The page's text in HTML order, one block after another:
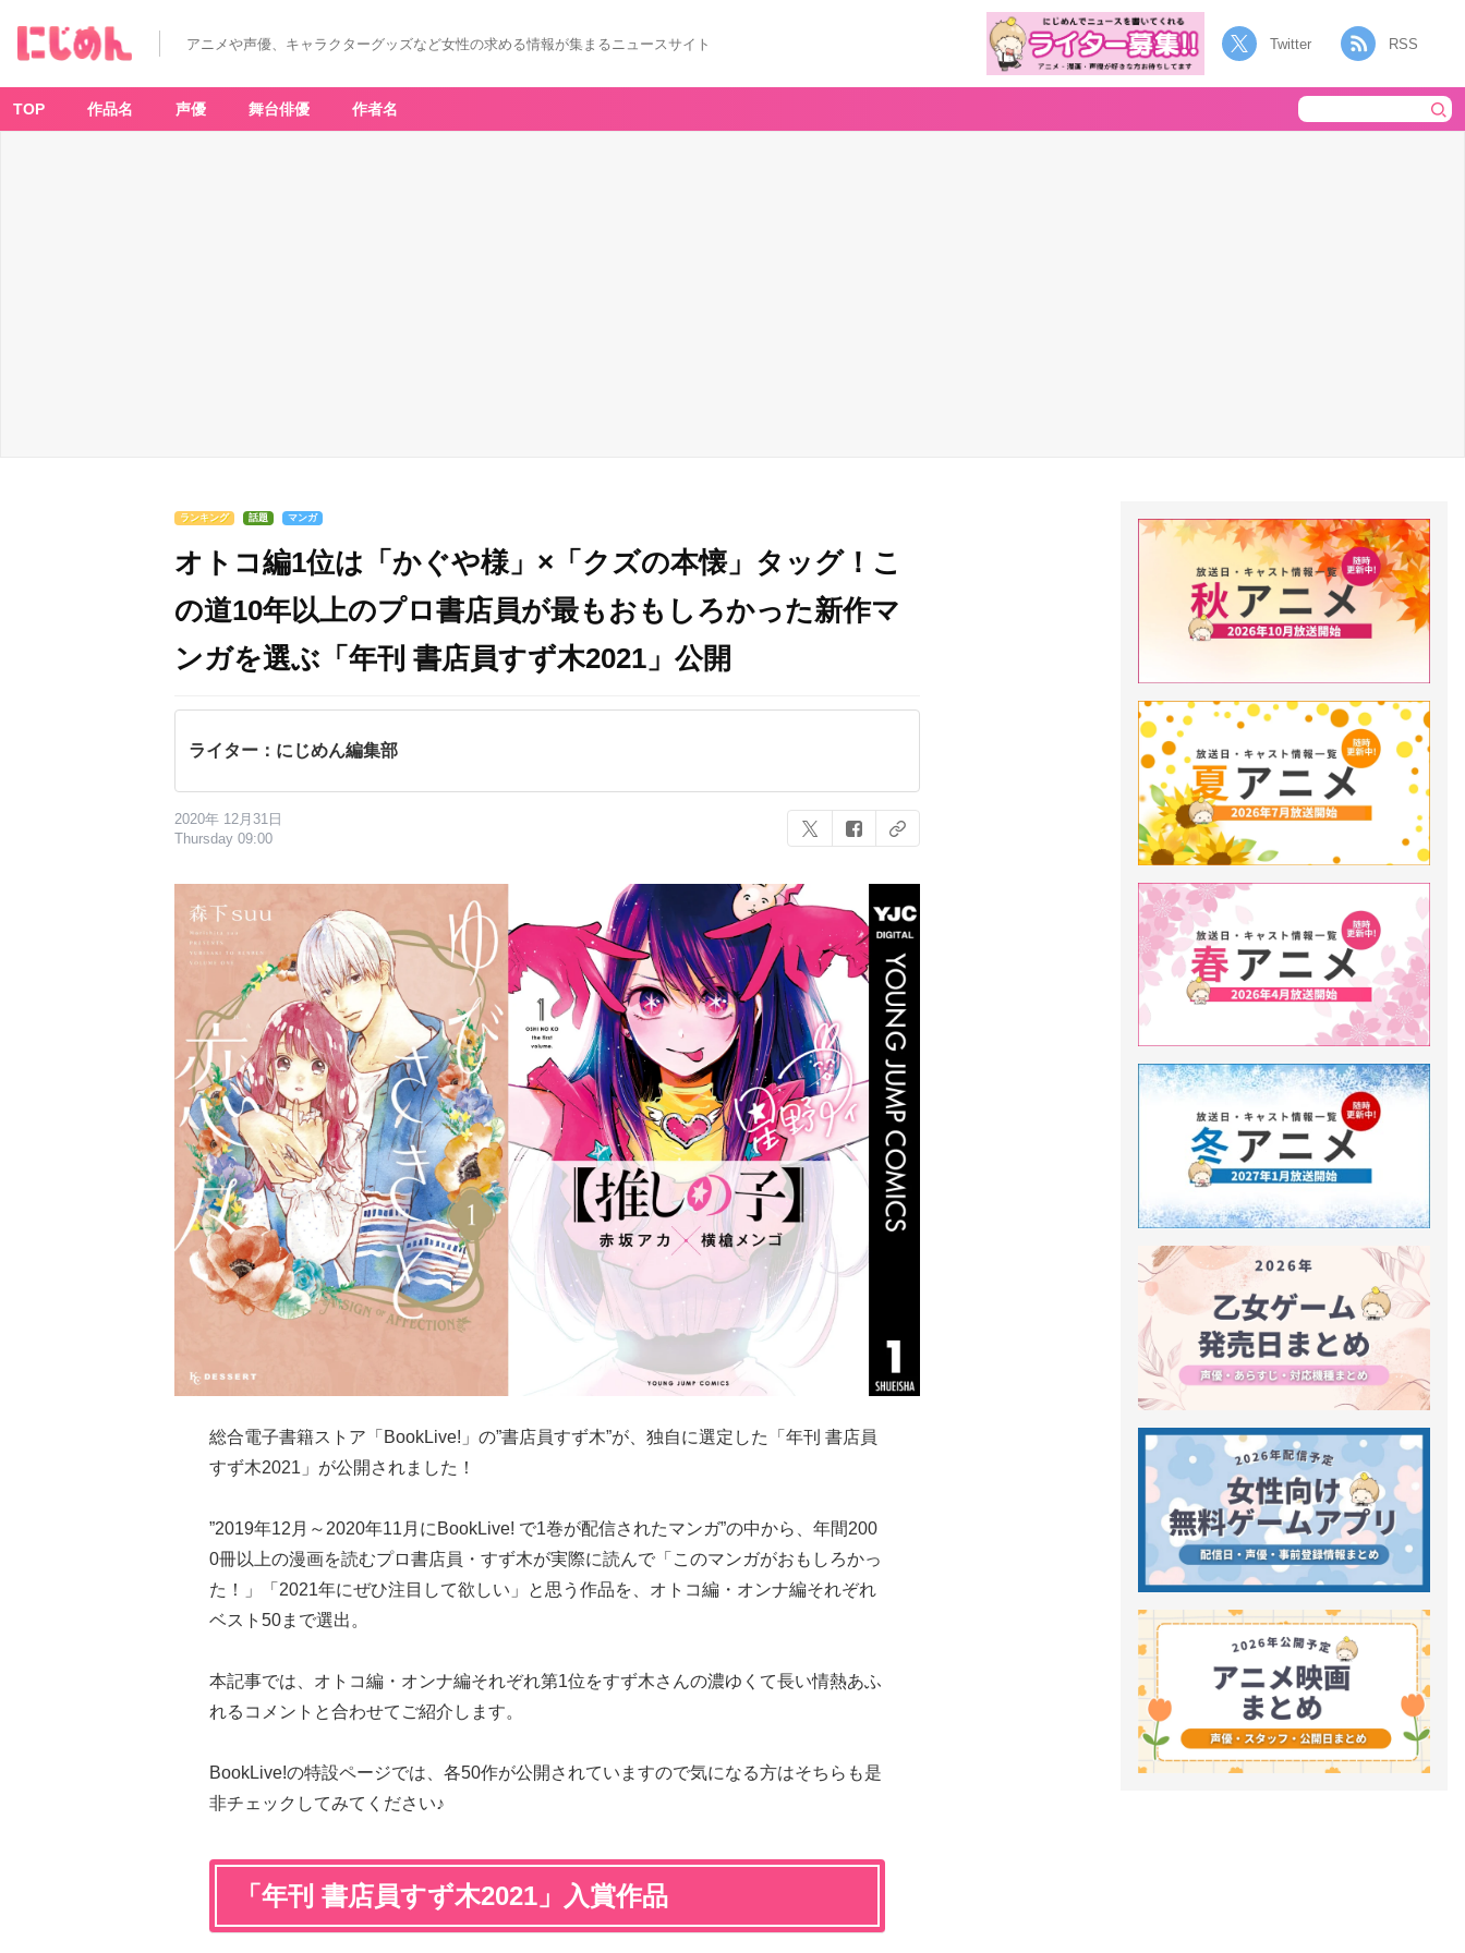
アニメや声優、キャラクターグッズなど女性の求める情報が集まるニュースサイト Twitter RSS
TOP 作品名 声優 舞台俳優 作者名
ランキング 話題 マンガ
オトコ編1位は「かぐや様」×「クズの本懐」タッグ！こ
の道10年以上のプロ書店員が最もおもしろかった新作マ
ンガを選ぶ「年刊 書店員すず木2021」公開
ライター：にじめん編集部
2020年 12月31日
Thursday 09:00
総合電子書籍ストア「BookLive!」の”書店員すず木”が、独自に選定した「年刊 書店員
すず木2021」が公開されました！
”2019年12月～2020年11月にBookLive! で1巻が配信されたマンガ”の中から、年間200
0冊以上の漫画を読むプロ書店員・すず木が実際に読んで「このマンガがおもしろかっ
た！」「2021年にぜひ注目して欲しい」と思う作品を、オトコ編・オンナ編それぞれ
ベスト50まで選出。
本記事では、オトコ編・オンナ編それぞれ第1位をすず木さんの濃ゆくて長い情熱あふ
れるコメントと合わせてご紹介します。
BookLive!の特設ページでは、各50作が公開されていますので気になる方はそちらも是
非チェックしてみてください♪
「年刊 書店員すず木2021」入賞作品